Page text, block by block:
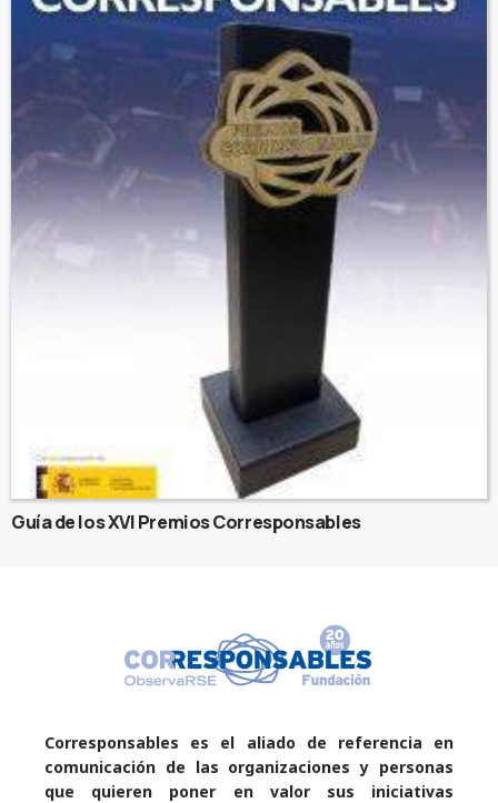
Guía de los XVI Premios Corresponsables
Corresponsables es el aliado de referencia en
comunicación de las organizaciones y personas
que quieren poner en valor sus iniciativas